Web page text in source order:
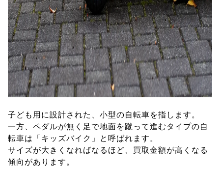
子ども用に設計された、小型の自転車を指します。
一方、ペダルが無く足で地面を蹴って進むタイプの自
転車は「キッズバイク」と呼ばれます。
サイズが大きくなればなるほど、買取金額が高くなる
傾向があります。